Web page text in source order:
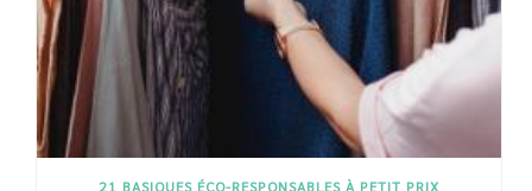
21 BASIQUES ÉCO-RESPONSABLES À PETIT PRIX